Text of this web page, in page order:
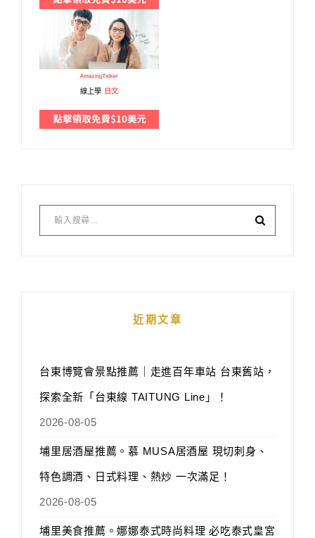
線上學 日文
近期文章
台東博覽會景點推薦｜走進百年車站 台東舊站，
探索全新「台東線 TAITUNG Line」！
2026-08-05
埔里居酒屋推薦。慕 MUSA居酒屋 現切刺身、
特色調酒、日式料理、熱炒 一次滿足！
2026-08-05
埔里美食推薦。娜娜泰式時尚料理 必吃泰式皇宮